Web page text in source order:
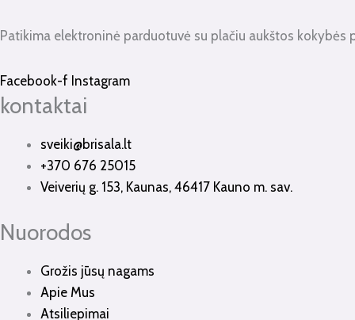
Patikima elektroninė parduotuvė su plačiu aukštos kokybės
Facebook-f Instagram
kontaktai
sveiki@brisala.lt
+370 676 25015
Veiverių g. 153, Kaunas, 46417 Kauno m. sav.
Nuorodos
Grožis jūsų nagams
Apie Mus
Atsiliepimai